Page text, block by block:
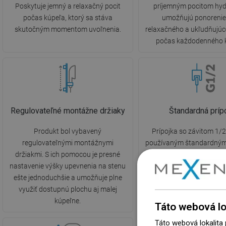
Poskytuje jemný a relaxačný pocit
počas kúpeľa, ktorý sa stáva
skutočným momentom uvoľnenia.
príjemným pocitom
umožňujú
relaxačného a
počas každodenného
Regulovateľné montážne držiaky
Produkt bol vybavený
regulovateľnými montážnymi
držiakmi. S ich pomocou je presné
nastavenie výšky upevnenia na stenu
ešte jednoduchšie a umožňuje plne
využiť dostupnú plochu aj malej
kúpeľne.
Štandardná
Prípojka so závitom 1/
používaným
tomu je pripojenie a
prvkov sprchy oveľa
intuitívnejšie.
Táto webová
Táto webová lokalita